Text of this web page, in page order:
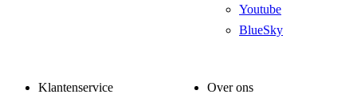
Youtube
BlueSky
Klantenservice Over ons